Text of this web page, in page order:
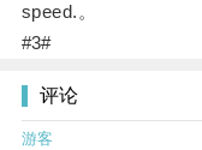
speed.。
#3#
评论
游客